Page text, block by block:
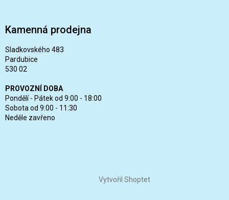
Kamenná prodejna
Sladkovského 483
Pardubice
530 02
PROVOZNÍ DOBA
Pondělí - Pátek od 9:00 - 18:00
Sobota od 9:00 - 11:30
Neděle zavřeno
Vytvořil Shoptet